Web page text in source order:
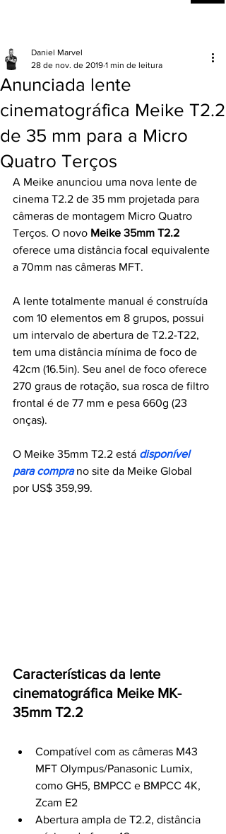
Anunciada lente
cinematográfica Meike T2.2
de 35 mm para a Micro
Quatro Terços
Daniel Marvel
28 de nov. de 2019 1 min de leitura
A Meike anunciou uma nova lente de
cinema T2.2 de 35 mm projetada para
câmeras de montagem Micro Quatro
Terços. O novo Meike 35mm T2.2
oferece uma distância focal equivalente
a 70mm nas câmeras MFT.
A lente totalmente manual é construída
com 10 elementos em 8 grupos, possui
um intervalo de abertura de T2.2-T22,
tem uma distância mínima de foco de
42cm (16.5in). Seu anel de foco oferece
270 graus de rotação, sua rosca de filtro
frontal é de 77 mm e pesa 660g (23
onças).
O Meike 35mm T2.2 está disponível
para compra no site da Meike Global
por US$ 359,99.
Características da lente
cinematográfica Meike MK-
35mm T2.2
Compatível com as câmeras M43
MFT Olympus/Panasonic Lumix,
como GH5, BMPCC e BMPCC 4K,
Zcam E2
Abertura ampla de T2.2, distância